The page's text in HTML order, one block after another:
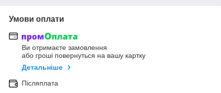
Умови оплати
Ви отримаєте замовлення
або гроші повернуться на вашу картку
Детальніше
Післяплата